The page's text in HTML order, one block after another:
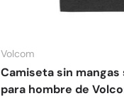
Volcom
Camiseta sin mangas
para hombre de